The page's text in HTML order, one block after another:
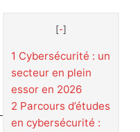
[-]
1 Cybersécurité : un
secteur en plein
essor en 2026
2 Parcours d’études
en cybersécurité :